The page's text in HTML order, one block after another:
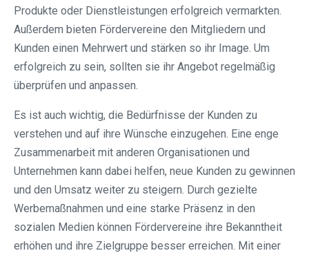
Produkte oder Dienstleistungen erfolgreich vermarkten.
Außerdem bieten Fördervereine den Mitgliedern und
Kunden einen Mehrwert und stärken so ihr Image. Um
erfolgreich zu sein, sollten sie ihr Angebot regelmäßig
überprüfen und anpassen.
Es ist auch wichtig, die Bedürfnisse der Kunden zu
verstehen und auf ihre Wünsche einzugehen. Eine enge
Zusammenarbeit mit anderen Organisationen und
Unternehmen kann dabei helfen, neue Kunden zu gewinnen
und den Umsatz weiter zu steigern. Durch gezielte
Werbemaßnahmen und eine starke Präsenz in den
sozialen Medien können Fördervereine ihre Bekanntheit
erhöhen und ihre Zielgruppe besser erreichen. Mit einer